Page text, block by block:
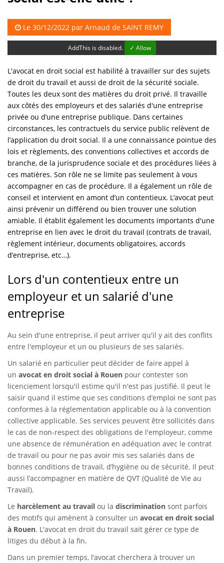
Le 30/12/2022 par Arnaud de SAINT REMY
AddThis is disabled. ✓ Allow
L'avocat en droit social est habilité à travailler sur des sujets
de droit du travail et aussi de droit de la sécurité sociale.
Toutes les deux sont des matières du droit privé. Il travaille
aux côtés des employeurs et des salariés d'une entreprise
privée ou d’une entreprise publique. Dans certaines
circonstances, les contractuels du service public relèvent de
l’application du droit social. Il a une connaissance pointue des
lois et règlements, des conventions collectives et accords de
branche, de la jurisprudence sociale et des procédures liées à
ces matières. Son rôle ne se limite pas seulement à vous
accompagner en cas de procédure. Il a également un rôle de
conseil et intervient en amont d’un contentieux. L’avocat peut
ainsi prévenir un différend ou bien trouver une solution
amiable. Il établit également les documents importants d'une
entreprise en lien avec le droit du travail (contrats de travail,
règlement intérieur, documents obligatoires, accords
d’entreprise, etc…).
Lors d'un contentieux entre un
employeur et un salarié d'une
entreprise
Au sein d'une entreprise, il peut arriver qu'il y ait des conflits
entre l'employeur et un ou plusieurs de ses salariés.
Un salarié en particulier peut décider de faire appel à
un avocat en droit social à Rouen pour contester son
licenciement lorsqu'il estime qu'il n'est pas justifié. Il peut le
saisir quand il estime que ses conditions d’emploi ne sont pas
conformes à la réglementation applicable ou à la convention
collective applicable. Ses services peuvent être sollicités dans
le cas de non-respect des obligations de l'employeur, comme
une absence de rémunération en adéquation avec le contrat
de travail ou pour ne pas avoir mis ses salariés dans de
bonnes conditions de travail, d’hygiène ou de sécurité. Il peut
aussi l’accompagner en matière de QVT (Qualité de Vie au
Travail).
Le harcèlement au travail ou la discrimination sont parfois
des motifs qui amènent à consulter un avocat en droit social
à Rouen. L'avocat en droit du travail sait gérer ce type de
litiges du début à la fin.
Dans un premier temps, l’avocat cherchera à trouver un